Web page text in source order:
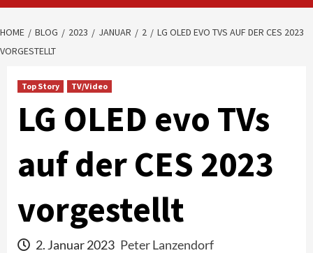
HOME BLOG 2023 JANUAR 2
LG OLED EVO TVS AUF DER CES 2023
VORGESTELLT
Top Story TV/Video
LG OLED evo TVs
auf der CES 2023
vorgestellt
2. Januar 2023 Peter Lanzendorf